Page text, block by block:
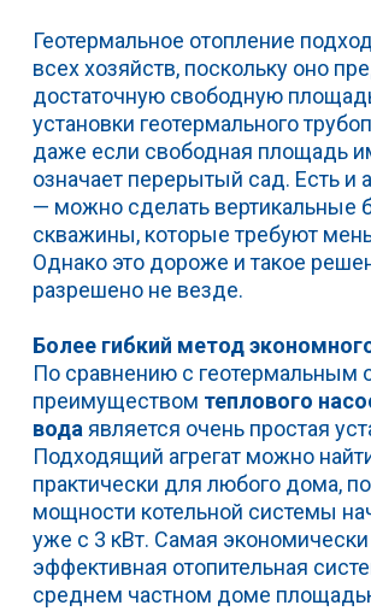
Геотермальное отопление
всех хозяйств, поскольку оно
достаточную свободную
установки геотермального
даже если свободная площадь
означает перерытый сад. Есть и
— можно сделать вертикальные
скважины, которые требуют
Однако это дороже и такое
разрешено не везде.
Более гибкий метод
По сравнению с геотермальным
преимуществом теплового
вода является очень простая
Подходящий агрегат можно
практически для любого дома,
мощности котельной системы
уже с 3 кВт. Самая экономически
эффективная отопительная
среднем частном доме